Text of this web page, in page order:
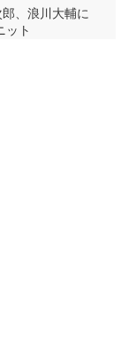
、浪川大輔に
ット